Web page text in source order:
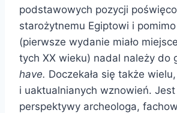
podstawowych pozycji
starożytnemu Egiptowi i
(pierwsze wydanie miało
tych XX wieku) nadal należy do
have. Doczekała się także
i uaktualnianych wznowień.
perspektywy archeologa,